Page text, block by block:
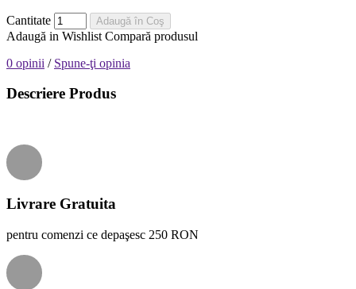
Cantitate Adaugă în Coş
Adaugă in Wishlist Compară produsul
0 opinii / Spune-ţi opinia
Descriere Produs
Livrare Gratuita
pentru comenzi ce depaşesc 250 RON